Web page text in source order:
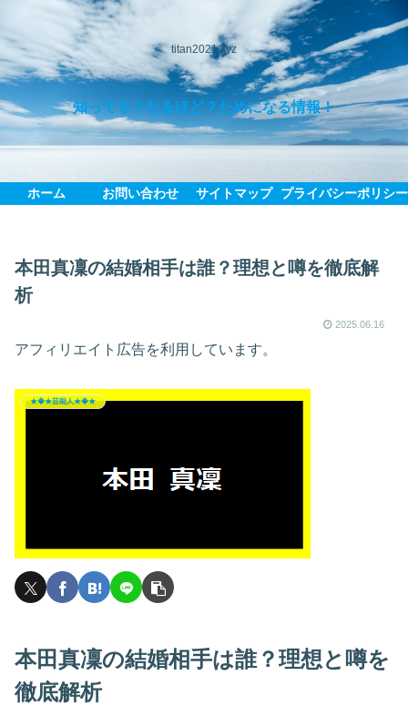
titan2021.xyz
知ってる？なるほど？ためになる情報！
ホーム お問い合わせ サイトマップ プライバシーポリシー
本田真凜の結婚相手は誰？理想と噂を徹底解
析
2025.06.16
アフィリエイト広告を利用しています。
★◆★芸能人★◆★
本田真凜の結婚相手は誰？理想と噂を
徹底解析